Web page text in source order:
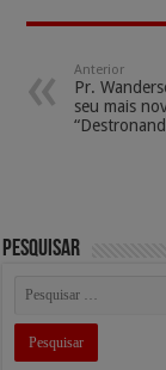
at
sA
p
p
e
b
o
o
Anterior
Pr.
seu mais
Pesquisar